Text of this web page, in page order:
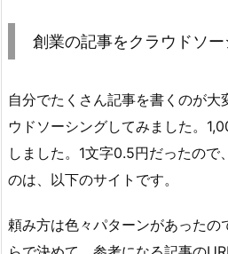
創業の記事をクラウドソ
自分でたくさん記事を書くのが大
ウドソーシングしてみました。
しました。1文字0.5円だったの
のは、以下のサイトです。
頼み方は色々パターンがあったの